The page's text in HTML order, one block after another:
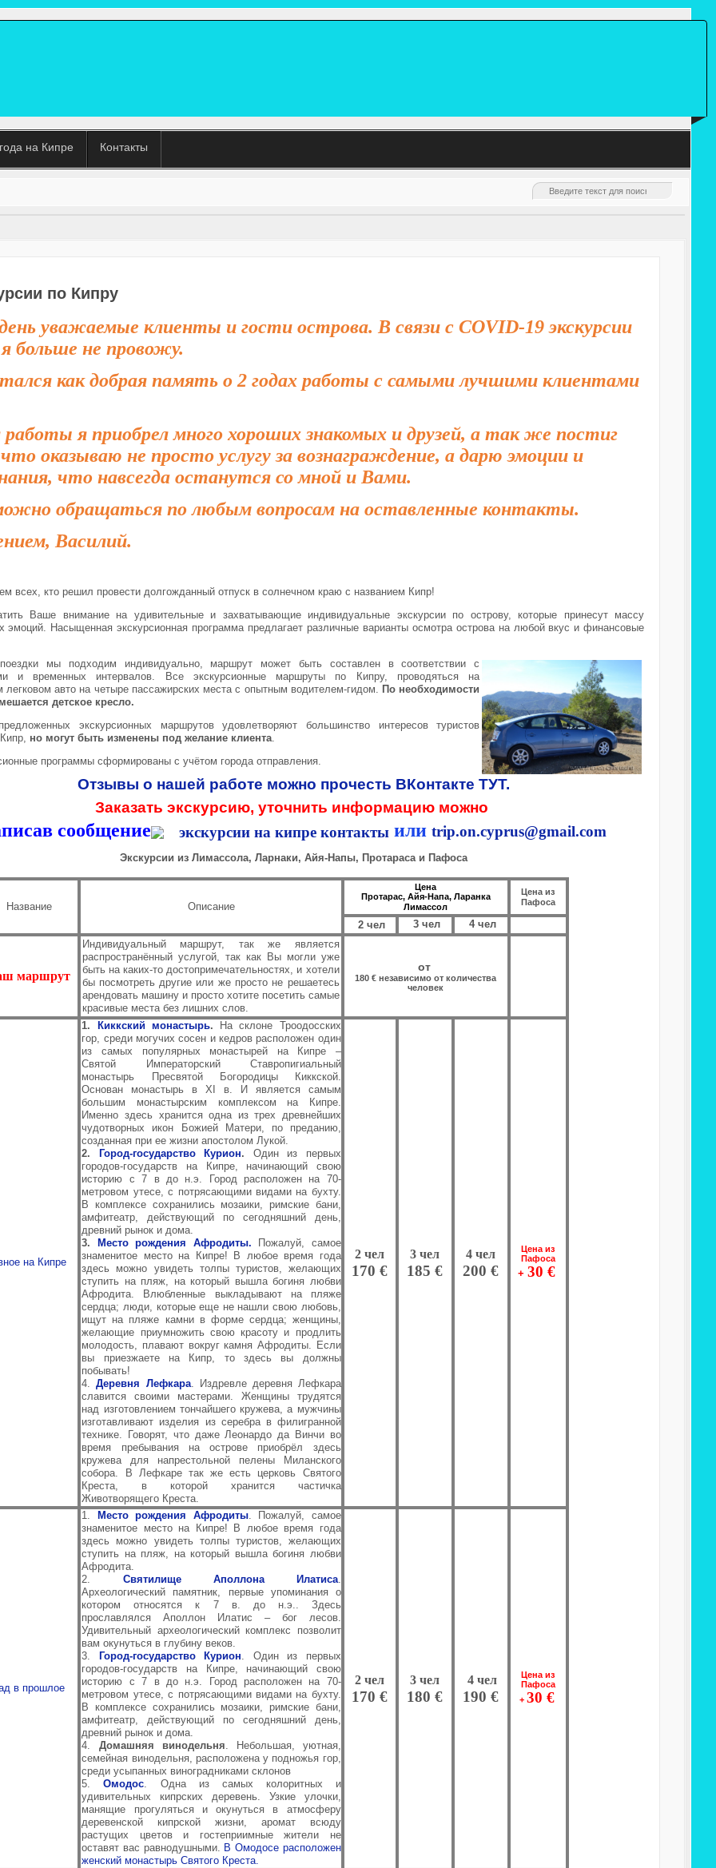
на Кипре Контакты
по Кипру
уважаемые клиенты и гости острова. В связи с COVID-19 экскурсии
я больше не провожу.
как добрая память о 2 годах работы с самыми лучшими клиентами
работы я приобрел много хороших знакомых и друзей, а так же постиг
оказываю не просто услугу за вознаграждение, а дарю эмоции и
что навсегда останутся со мной и Вами.
обращаться по любым вопросам на оставленные контакты.
Василий.
всех, кто решил провести долгожданный отпуск в солнечном краю с названием Кипр!
Ваше внимание на удивительные и захватывающие индивидуальные экскурсии по острову, которые принесут массу
эмоций. Насыщенная экскурсионная программа предлагает различные варианты осмотра острова на любой вкус и финансовые
мы подходим индивидуально, маршрут может быть составлен в соответствии с
и временных интервалов. Все экскурсионные маршруты по Кипру, проводяться на
легковом авто на четыре пассажирских места с опытным водителем-гидом. По необходимости
детское кресло.
экскурсионных маршрутов удовлетворяют большинство интересов туристов
но могут быть изменены под желание клиента.
программы сформированы с учётом города отправления.
Отзывы о нашей работе можно прочесть ВКонтакте ТУТ.
Заказать экскурсию, уточнить информацию можно
сообщение или trip.on.cyprus@gmail.com
Экскурсии из Лимассола, Ларнаки, Айя-Напы, Протараса и Пафоса
Название Описание
Цена
Протарас, Айя-Напа, Ларанка
Лимассол
Цена из
Пафоса
2 чел 3 чел 4 чел
маршрут
Индивидуальный маршрут, так же является
распространённый услугой, так как Вы могли уже
быть на каких-то достопримечательностях, и хотели
бы посмотреть другие или же просто не решаетесь
арендовать машину и просто хотите посетить самые
красивые места без лишних слов.
от
180 € независимо от количества
человек
на Кипре
1. Киккский монастырь. На склоне Троодосских
гор, среди могучих сосен и кедров расположен один
из самых популярных монастырей на Кипре –
Святой Императорский Ставропигиальный
монастырь Пресвятой Богородицы Киккской.
Основан монастырь в XI в. И является самым
большим монастырским комплексом на Кипре.
Именно здесь хранится одна из трех древнейших
чудотворных икон Божией Матери, по преданию,
созданная при ее жизни апостолом Лукой.
2.
Город-государство Курион. Один из первых
городов-государств на Кипре, начинающий свою
историю с 7 в до н.э. Город расположен на 70-
метровом утесе, с потрясающими видами на бухту.
В комплексе сохранились мозаики, римские бани,
амфитеатр, действующий по сегодняшний день,
древний рынок и дома.
3.
Место рождения Афродиты. Пожалуй, самое
знаменитое место на Кипре! В любое время года
здесь можно увидеть толпы туристов, желающих
ступить на пляж, на который вышла богиня любви
Афродита. Влюбленные выкладывают на пляже
сердца; люди, которые еще не нашли свою любовь,
ищут на пляже камни в форме сердца; женщины,
желающие приумножить свою красоту и продлить
молодость, плавают вокруг камня Афродиты. Если
вы приезжаете на Кипр, то здесь вы должны
побывать!
4.Деревня Лефкара. Издревле деревня Лефкара
славится своими мастерами. Женщины трудятся
над изготовлением тончайшего кружева, а мужчины
изготавливают изделия из серебра в филигранной
технике. Говорят, что даже Леонардо да Винчи во
время пребывания на острове приобрёл здесь
кружева для напрестольной пелены Миланского
собора. В Лефкаре так же есть церковь Святого
Креста, в которой хранится частичка
Животворящего Креста.
2 чел
170 €
3 чел
185 €
4 чел
200 €
Цена из
Пафоса
+ 30 €
в прошлое
1. Место рождения Афродиты. Пожалуй, самое
знаменитое место на Кипре! В любое время года
здесь можно увидеть толпы туристов, желающих
ступить на пляж, на который вышла богиня любви
Афродита.
2. Святилище Аполлона Илатиса.
Археологический памятник, первые упоминания о
котором относятся к 7 в. до н.э.. Здесь
прославлялся Аполлон Илатис – бог лесов.
Удивительный археологический комплекс позволит
вам окунуться в глубину веков.
3.
Город-государство Курион. Один из первых
городов-государств на Кипре, начинающий свою
историю с 7 в до н.э. Город расположен на 70-
метровом утесе, с потрясающими видами на бухту.
В комплексе сохранились мозаики, римские бани,
амфитеатр, действующий по сегодняшний день,
древний рынок и дома.
4. Домашняя винодельня. Небольшая, уютная,
семейная винодельня, расположена у подножья гор,
среди усыпанных виноградниками склонов
5.Омодос. Одна из самых колоритных и
удивительных кипрских деревень. Узкие улочки,
манящие прогуляться и окунуться в атмосферу
деревенской кипрской жизни, аромат всюду
растущих цветов и гостеприимные жители не
оставят вас равнодушными. В Омодосе расположен
женский монастырь Святого Креста.
2 чел
170 €
3 чел
180 €
4 чел
190 €
Цена из
Пафоса
+ 30 €